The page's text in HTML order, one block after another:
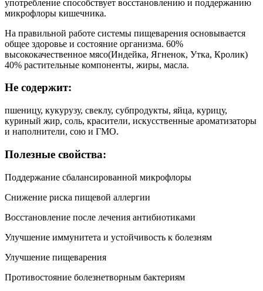
употребление способствует восстановлению и поддержанию
микрофлоры кишечника.
На правильной работе системы пищеварения основывается
общее здоровье и состояние организма. 60%
высококачественное мясо(Индейка, Ягненок, Утка, Кролик)
40% растительные компоненты, жиры, масла.
Не содержит:
пшеницу, кукурузу, свеклу, субпродукты, яйца, курицу,
куриный жир, соль, красители, искусственные ароматизаторы
и наполнители, сою и ГМО.
Полезные свойства:
Поддержание сбалансированной микрофлоры
Снижение риска пищевой аллергии
Восстановление после лечения антибиотиками
Улучшение иммунитета и устойчивость к болезням
Улучшение пищеварения
Противостояние болезнетворным бактериям